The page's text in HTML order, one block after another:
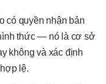
có quyền nhận bản
thức — nó là cơ sở
không và xác định
lệ.